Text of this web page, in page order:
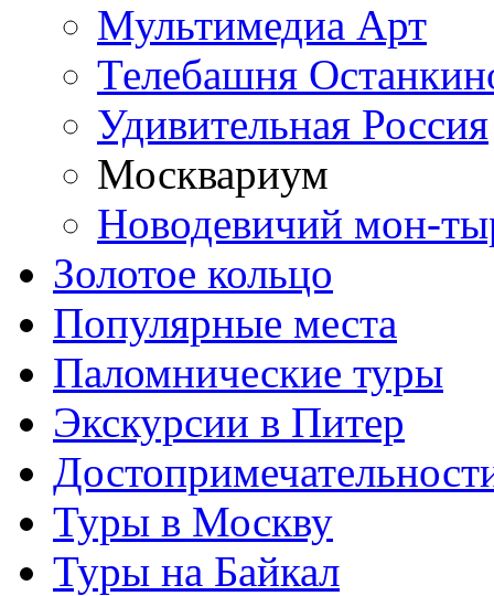
Мультимедиа Арт
Телебашня
Удивительная Россия
Москвариум
Новодевичий мон-
Золотое кольцо
Популярные места
Паломнические туры
Экскурсии в Питер
Туры в Москву
Туры на Байкал